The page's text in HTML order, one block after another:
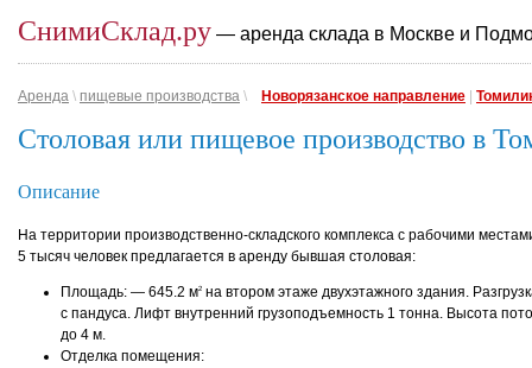
СнимиСклад.ру — аренда склада в Москве и
Аренда \ пищевые производства \ Новорязанское направление
Столовая или пищевое производство в
Описание
На территории производственно-складского комплекса с рабочими
5 тысяч человек предлагается в аренду бывшая столовая:
Площадь: — 645.2 м2 на втором этаже двухэтажного здания.
с пандуса. Лифт внутренний грузоподъемность 1 тонна. Высота
до 4 м.
Отделка помещения: